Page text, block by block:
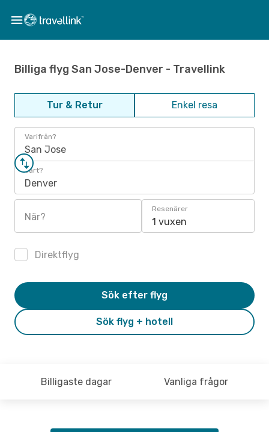
Billiga flyg San Jose-Denver - Travellink
Tur & Retur Enkel resa
Varifrån?
San Jose
Vart?
Denver
När?
Resenärer
1 vuxen
Direktflyg
Sök flyg + hotell
Sök efter flyg
Billigaste dagar Vanliga frågor